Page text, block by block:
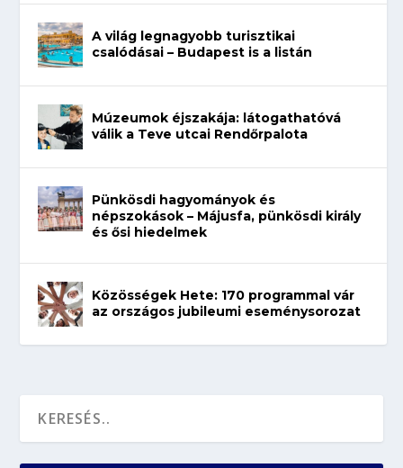
A világ legnagyobb turisztikai
csalódásai – Budapest is a listán
Múzeumok éjszakája: látogathatóvá
válik a Teve utcai Rendőrpalota
Pünkösdi hagyományok és
népszokások – Májusfa, pünkösdi király
és ősi hiedelmek
Közösségek Hete: 170 programmal vár
az országos jubileumi eseménysorozat